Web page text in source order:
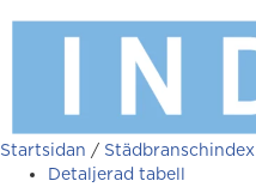
Startsidan / Städbranschindex
Detaljerad tabell